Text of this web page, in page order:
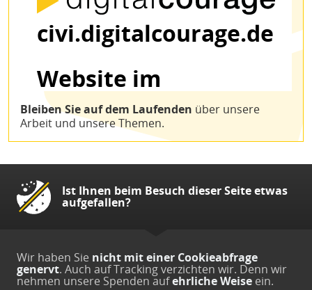
Bleiben Sie auf dem Laufenden über unsere
Arbeit und unsere Themen.
Ist Ihnen beim Besuch dieser Seite etwas
aufgefallen?
Wir haben Sie nicht mit einer Cookieabfrage
genervt. Auch auf Tracking verzichten wir. Denn wir
nehmen unsere Spenden aufehrliche Weise ein.